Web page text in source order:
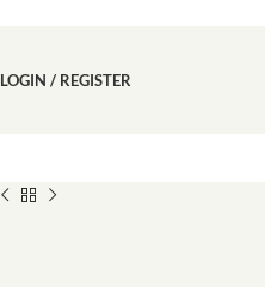
LOGIN / REGISTER